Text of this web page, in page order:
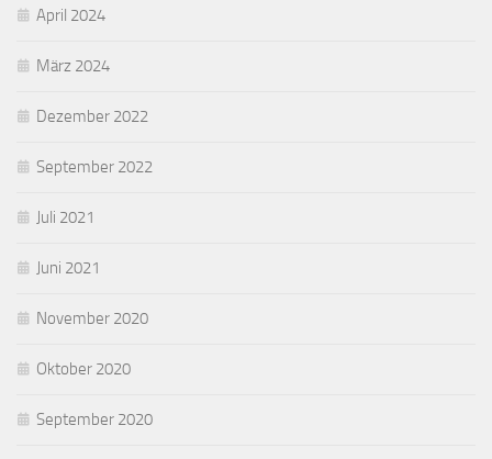
April 2024
März 2024
Dezember 2022
September 2022
Juli 2021
Juni 2021
November 2020
Oktober 2020
September 2020